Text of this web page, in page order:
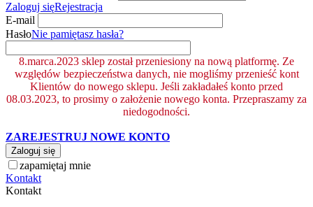
Zaloguj sięRejestracja
E-mail
HasłoNie pamiętasz hasła?
8.marca.2023 sklep został przeniesiony na nową platformę. Ze
względów bezpieczeństwa danych, nie mogliśmy przenieść kont
Klientów do nowego sklepu. Jeśli zakładałeś konto przed
08.03.2023, to prosimy o założenie nowego konta. Przepraszamy za
niedogodności.
ZAREJESTRUJ NOWE KONTO
Zaloguj się
zapamiętaj mnie
Kontakt
Kontakt